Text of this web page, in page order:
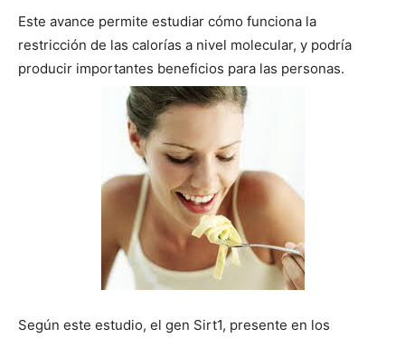
Este avance permite estudiar cómo funciona la
restricción de las calorías a nivel molecular, y podría
producir importantes beneficios para las personas.
Según este estudio, el gen Sirt1, presente en los